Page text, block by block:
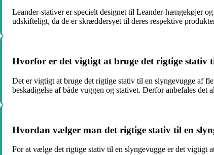
Leander-stativer er specielt designet til Leander-hængekøjer
udskifteligt, da de er skræddersyet til deres respektive
Hvorfor er det vigtigt at bruge det rigtige stativ
Det er vigtigt at bruge det rigtige stativ til en slyngevugge af
beskadigelse af både vuggen og stativet. Derfor anbefales det
Hvordan vælger man det rigtige stativ til en
For at vælge det rigtige stativ til en slyngevugge er det vigtigt